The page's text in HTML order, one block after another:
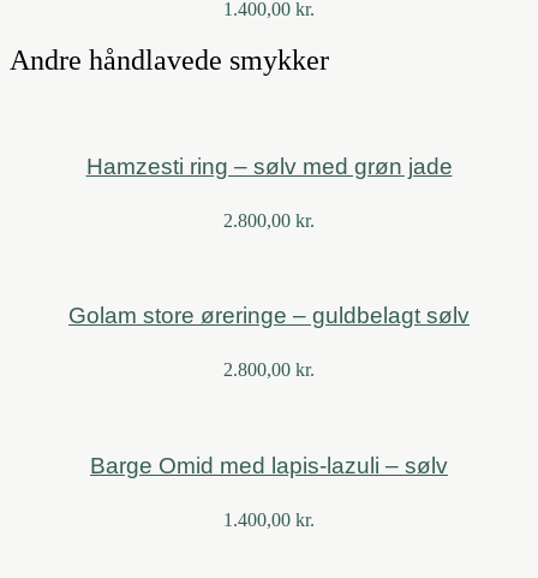
1.400,00 kr.
Andre håndlavede smykker
Hamzesti ring – sølv med grøn jade
2.800,00 kr.
Golam store øreringe – guldbelagt sølv
2.800,00 kr.
Barge Omid med lapis-lazuli – sølv
1.400,00 kr.